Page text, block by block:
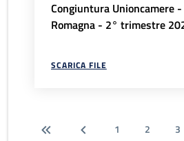
Congiuntura Unioncamere
Romagna - 2° trimestre
SCARICA FILE
1 2 3